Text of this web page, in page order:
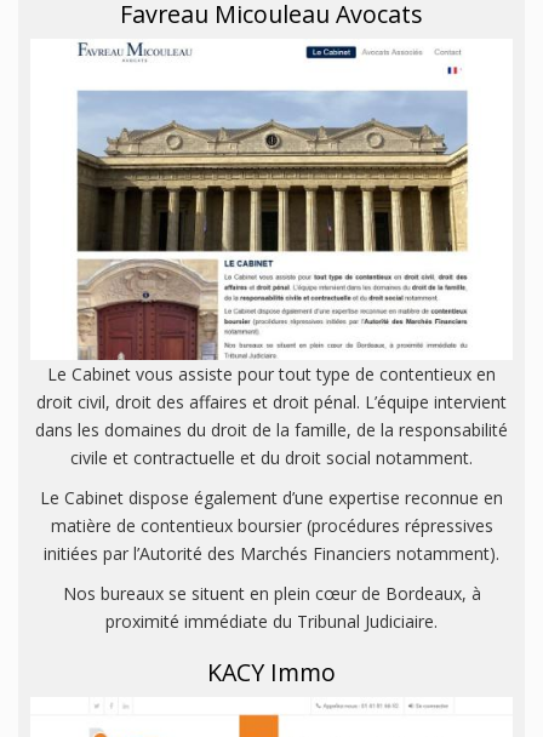
Favreau Micouleau Avocats
Le Cabinet vous assiste pour tout type de contentieux en
droit civil, droit des affaires et droit pénal. L’équipe intervient
dans les domaines du droit de la famille, de la responsabilité
civile et contractuelle et du droit social notamment.
Le Cabinet dispose également d’une expertise reconnue en
matière de contentieux boursier (procédures répressives
initiées par l’Autorité des Marchés Financiers notamment).
Nos bureaux se situent en plein cœur de Bordeaux, à
proximité immédiate du Tribunal Judiciaire.
KACY Immo